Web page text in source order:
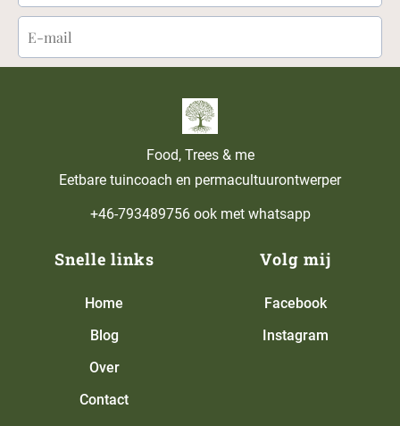
Food, Trees & me
Eetbare tuincoach en permacultuurontwerper
+46-793489756 ook met whatsapp
Snelle links
Home
Blog
Over
Contact
Volg mij
Facebook
Instagram